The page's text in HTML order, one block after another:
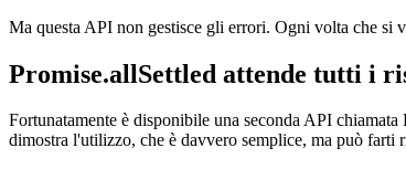
risolte. Questo è un modo molto elegante per attendere
Ma questa API non gestisce gli errori. Ogni volta che si
Promise.allSettled attende tutti i